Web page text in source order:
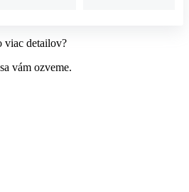
viac detailov?
vám ozveme.